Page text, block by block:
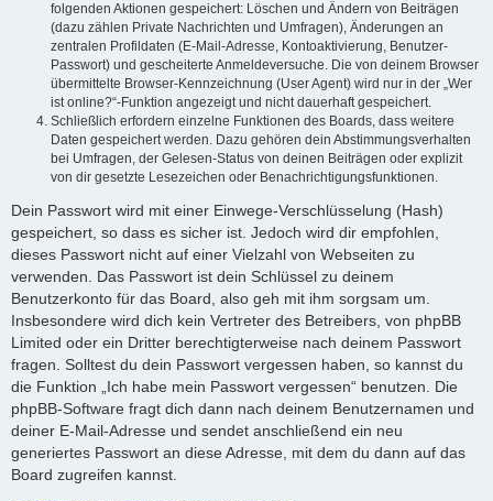
folgenden Aktionen gespeichert: Löschen und Ändern von Beiträgen
(dazu zählen Private Nachrichten und Umfragen), Änderungen an
zentralen Profildaten (E-Mail-Adresse, Kontoaktivierung, Benutzer-
Passwort) und gescheiterte Anmeldeversuche. Die von deinem Browser
übermittelte Browser-Kennzeichnung (User Agent) wird nur in der „Wer
ist online?“-Funktion angezeigt und nicht dauerhaft gespeichert.
Schließlich erfordern einzelne Funktionen des Boards, dass weitere
Daten gespeichert werden. Dazu gehören dein Abstimmungsverhalten
bei Umfragen, der Gelesen-Status von deinen Beiträgen oder explizit
von dir gesetzte Lesezeichen oder Benachrichtigungsfunktionen.
Dein Passwort wird mit einer Einwege-Verschlüsselung (Hash)
gespeichert, so dass es sicher ist. Jedoch wird dir empfohlen,
dieses Passwort nicht auf einer Vielzahl von Webseiten zu
verwenden. Das Passwort ist dein Schlüssel zu deinem
Benutzerkonto für das Board, also geh mit ihm sorgsam um.
Insbesondere wird dich kein Vertreter des Betreibers, von phpBB
Limited oder ein Dritter berechtigterweise nach deinem Passwort
fragen. Solltest du dein Passwort vergessen haben, so kannst du
die Funktion „Ich habe mein Passwort vergessen“ benutzen. Die
phpBB-Software fragt dich dann nach deinem Benutzernamen und
deiner E-Mail-Adresse und sendet anschließend ein neu
generiertes Passwort an diese Adresse, mit dem du dann auf das
Board zugreifen kannst.